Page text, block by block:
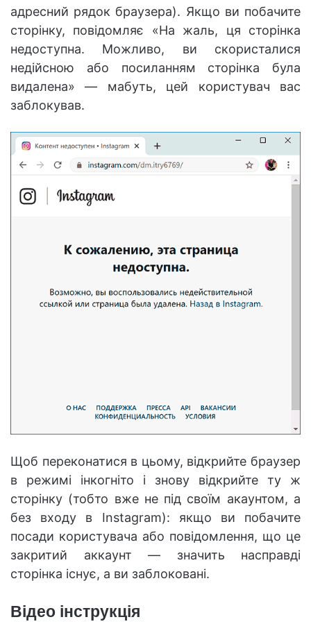
адресний рядок браузера). Якщо ви побачите
сторінку, повідомляє «На жаль, ця сторінка
недоступна. Можливо, ви скористалися
недійсною або посиланням сторінка була
видалена» — мабуть, цей користувач вас
заблокував.
Щоб переконатися в цьому, відкрийте браузер
в режимі інкогніто і знову відкрийте ту ж
сторінку (тобто вже не під своїм акаунтом, а
без входу в Instagram): якщо ви побачите
посади користувача або повідомлення, що це
закритий аккаунт — значить насправді
сторінка існує, а ви заблоковані.
Відео інструкція